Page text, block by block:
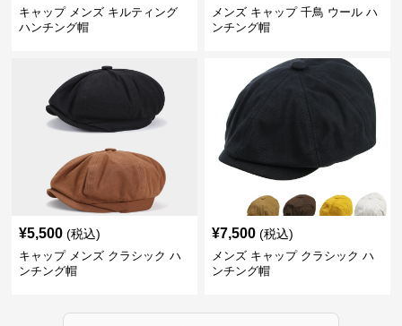
キャップ メンズ キルティング
ハンチング帽
メンズ キャップ 千鳥 ウール ハ
ンチング帽
¥5,500 (税込)
キャップ メンズ クラシック ハ
ンチング帽
¥7,500 (税込)
メンズ キャップ クラシック ハ
ンチング帽